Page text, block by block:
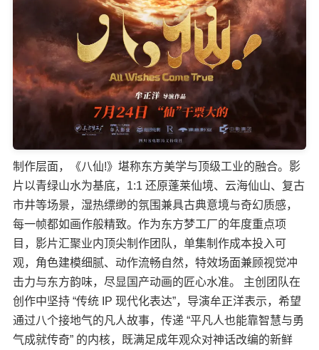
制作层面，《八仙!》堪称东方美学与顶级工业的融合。影
片以青绿山水为基底，1:1 还原蓬莱仙境、云海仙山、复古
市井等场景，湿热缥缈的氛围兼具古典意境与奇幻质感，
每一帧都如画作般精致。作为东方梦工厂的年度重点项
目，影片汇聚业内顶尖制作团队，单集制作成本投入可
观，角色建模细腻、动作流畅自然，特效场面兼顾视觉冲
击力与东方韵味，尽显国产动画的匠心水准。 主创团队在
创作中坚持 “传统 IP 现代化表达”，导演牟正洋表示，希望
通过八个接地气的凡人故事，传递 “平凡人也能靠智慧与勇
气成就传奇” 的内核，既满足成年观众对神话改编的新鲜